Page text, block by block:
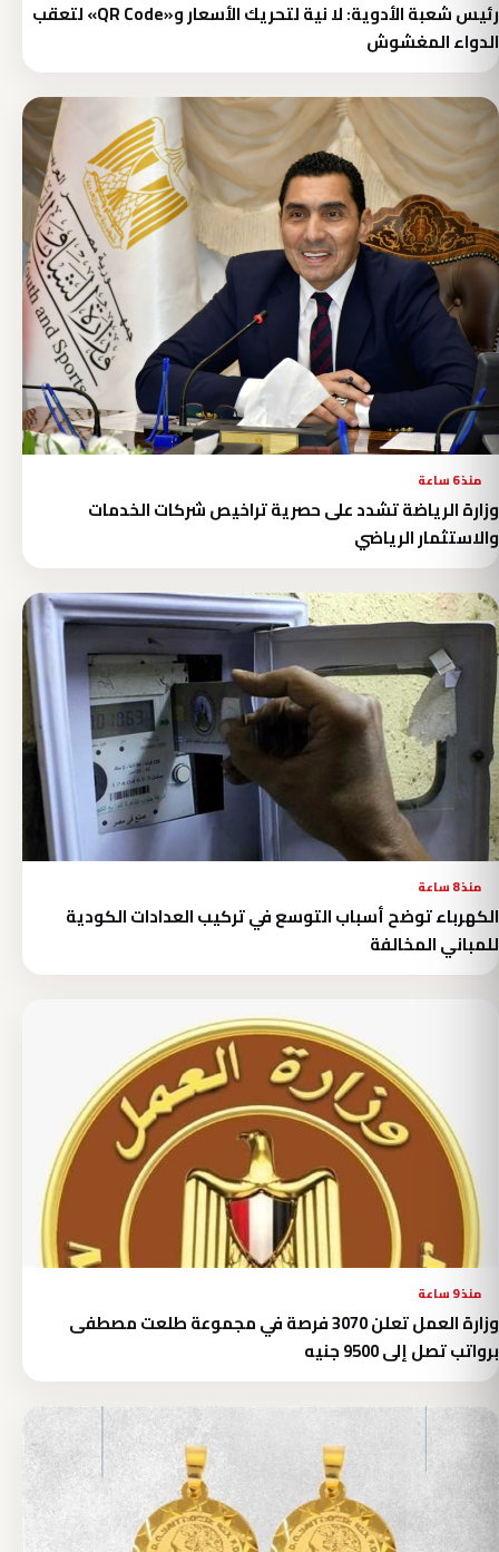
رئيس شعبة الأدوية: لا نية لتحريك الأسعار و«QR Code» لتعقب
الدواء المغشوش
منذ 6 ساعة
وزارة الرياضة تشدد على حصرية تراخيص شركات الخدمات
والاستثمار الرياضي
منذ 8 ساعة
الكهرباء توضح أسباب التوسع في تركيب العدادات الكودية
للمباني المخالفة
منذ 9 ساعة
وزارة العمل تعلن 3070 فرصة في مجموعة طلعت مصطفى
برواتب تصل إلى 9500 جنيه